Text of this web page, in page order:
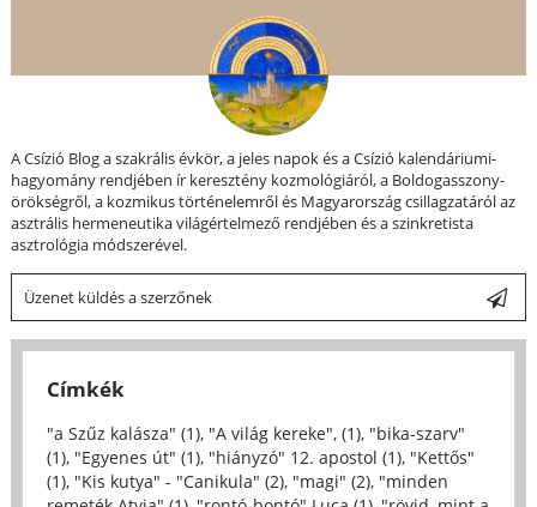
A Csízió Blog a szakrális évkör, a jeles napok és a Csízió kalendáriumi-
hagyomány rendjében ír keresztény kozmológiáról, a Boldogasszony-
örökségről, a kozmikus történelemről és Magyarország csillagzatáról az
asztrális hermeneutika világértelmező rendjében és a szinkretista
asztrológia módszerével.
Üzenet küldés a szerzőnek
Címkék
"a Szűz kalásza" (1), "A világ kereke", (1), "bika-szarv"
(1), "Egyenes út" (1), "hiányzó" 12. apostol (1), "Kettős"
(1), "Kis kutya" - "Canikula" (2), "magi" (2), "minden